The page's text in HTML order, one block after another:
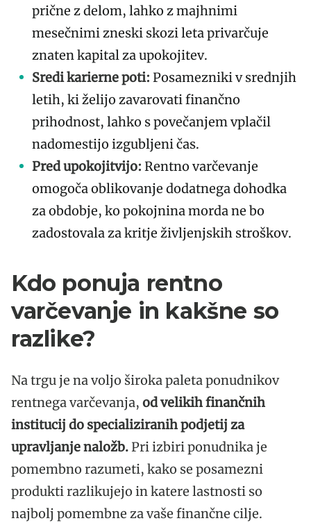
prične z delom, lahko z majhnimi
mesečnimi zneski skozi leta privarčuje
znaten kapital za upokojitev.
Sredi karierne poti: Posamezniki v srednjih
letih, ki želijo zavarovati finančno
prihodnost, lahko s povečanjem vplačil
nadomestijo izgubljeni čas.
Pred upokojitvijo: Rentno varčevanje
omogoča oblikovanje dodatnega dohodka
za obdobje, ko pokojnina morda ne bo
zadostovala za kritje življenjskih stroškov.
Kdo ponuja rentno
varčevanje in kakšne so
razlike?
Na trgu je na voljo široka paleta ponudnikov
rentnega varčevanja, od velikih finančnih
institucij do specializiranih podjetij za
upravljanje naložb. Pri izbiri ponudnika je
pomembno razumeti, kako se posamezni
produkti razlikujejo in katere lastnosti so
najbolj pomembne za vaše finančne cilje.